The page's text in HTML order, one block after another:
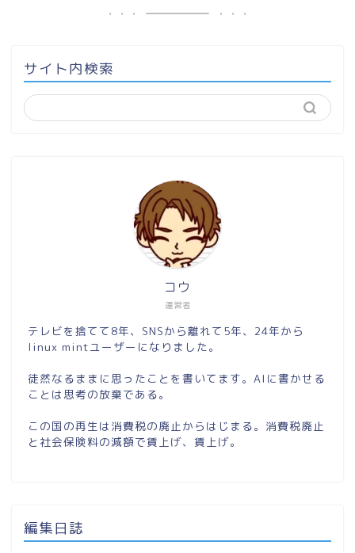
サイト内検索
運営者
コウ
テレビを捨てて8年、SNSから離れて5年、24年から
linux mintユーザーになりました。
徒然なるままに思ったことを書いてます。AIに書かせる
ことは思考の放棄である。
この国の再生は消費税の廃止からはじまる。消費税廃止
と社会保険料の減額で賃上げ、賃上げ。
編集日誌